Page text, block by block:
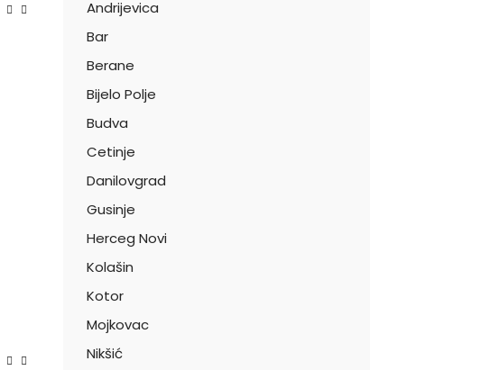
Andrijevica
Bar
Berane
Bijelo Polje
Budva
Cetinje
Danilovgrad
Gusinje
Herceg Novi
Kolašin
Kotor
Mojkovac
Nikšić